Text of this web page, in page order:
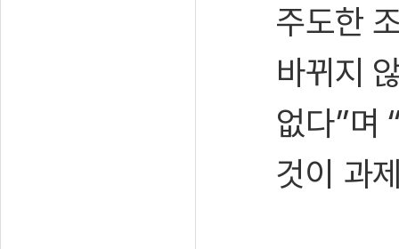
주도한
바뀌지
없다”며
것이 과